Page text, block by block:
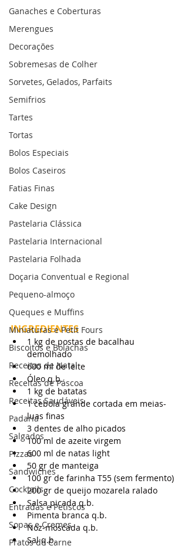
Ganaches e Coberturas
Merengues
Decorações
Sobremesas de Colher
Sorvetes, Gelados, Parfaits
Semifrios
Tartes
Tortas
Bolos Especiais
Bolos Caseiros
Fatias Finas
Cake Design
Pastelaria Clássica
Pastelaria Internacional
Pastelaria Folhada
Doçaria Conventual e Regional
Pequeno-almoço
Queques e Muffins
Miniaturas e Petit Fours
Biscoitos e Bolachas
Receitas de Natal
Receitas de Páscoa
Receitas Saudáveis
Padaria
Salgados
Pizzas
Sandwiches
Cocktails
Entradas e Petiscos
Sopas e Cremes
Pratos de Carne
INGREDIENTES
1 kg de postas de bacalhau
demolhado
600 ml de leite
Óleo q.b.
1 kg de batatas
1 cebola grande cortada em meias-
luas finas
3 dentes de alho picados
100 ml de azeite virgem
600 ml de natas light
50 gr de manteiga
100 gr de farinha T55 (sem fermento)
200 gr de queijo mozarela ralado
Salsa picada q.b.
Pimenta branca q.b.
Noz-moscada q.b.
Sal q.b.